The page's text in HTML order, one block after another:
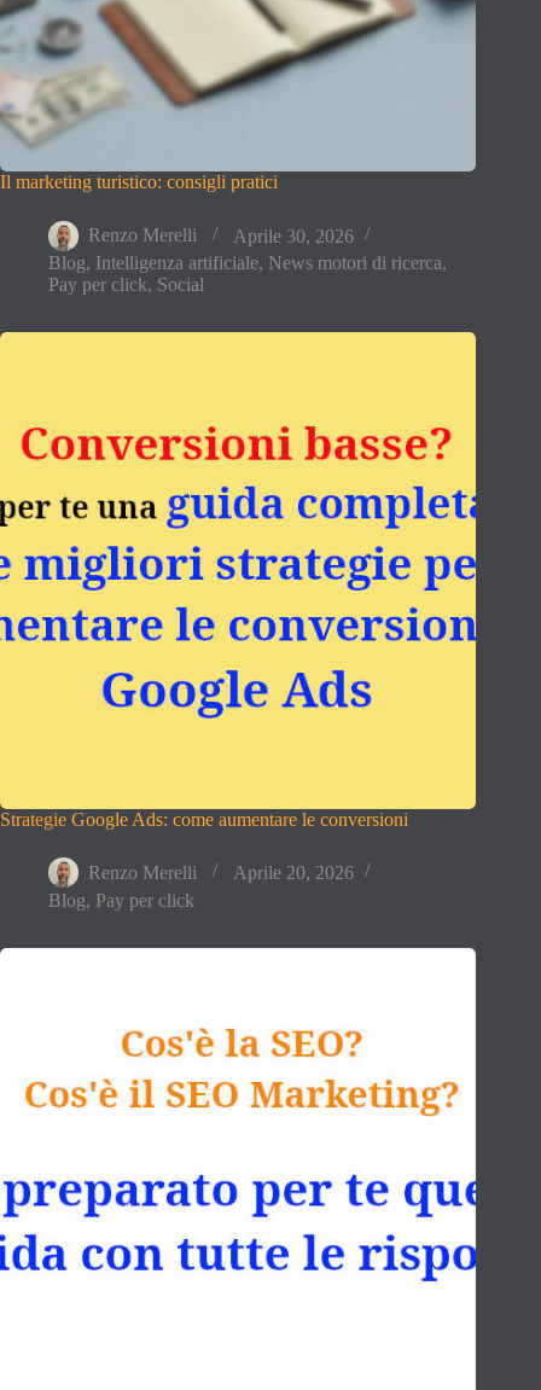
Il marketing turistico: consigli pratici
Renzo Merelli
Aprile 30, 2026
Blog, Intelligenza artificiale, News motori di ricerca,
Pay per click, Social
Strategie Google Ads: come aumentare le conversioni
Renzo Merelli
Aprile 20, 2026
Blog, Pay per click